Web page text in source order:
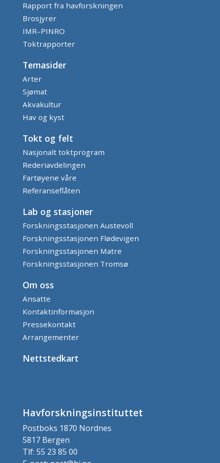
Rapport fra havforskningen
Brosjyrer
IMR–PINRO
Toktrapporter
Temasider
Arter
Sjømat
Akvakultur
Hav og kyst
Tokt og felt
Nasjonalt toktprogram
Rederiavdelingen
Fartøyene våre
Referanseflåten
Lab og stasjoner
Forskningsstasjonen Austevoll
Forskningsstasjonen Flødevigen
Forskningsstasjonen Matre
Forskningsstasjonen Tromsø
Om oss
Ansatte
Kontaktinformasjon
Pressekontakt
Arrangementer
Nettstedkart
Havforskningsinstituttet
Postboks 1870 Nordnes
5817 Bergen
Tlf: 55 23 85 00